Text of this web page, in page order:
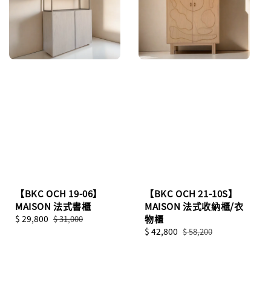
【BKC OCH 19-06】
MAISON 法式書櫃
Sale
$ 29,800 Regular
$ 31,000
【BKC OCH 21-10S】
MAISON 法式收納櫃/衣
物櫃
Sale
$ 42,800 Regular
$ 58,200